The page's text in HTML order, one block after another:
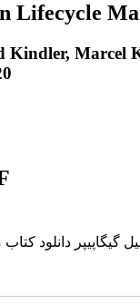
Lifecycle
Marcel